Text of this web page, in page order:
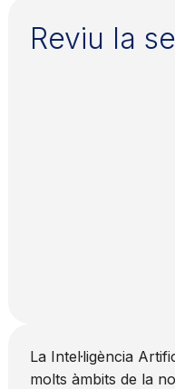
Reviu la
La Intel·ligència
molts àmbits de la